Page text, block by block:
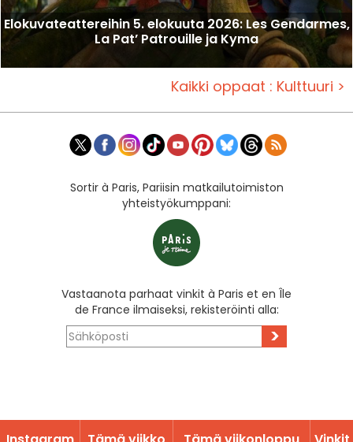
Elokuvateattereihin 5. elokuuta 2026: Les Gendarmes,
La Pat’ Patrouille ja Kyma
Kaikki oppaat : Kulttuuri >
Sortir à Paris, Pariisin matkailutoimiston
yhteistyökumppani:
Vastaanota parhaat vinkit à Paris et en Île
de France ilmaiseksi, rekisteröinti alla:
>